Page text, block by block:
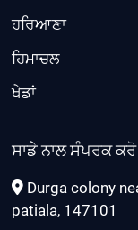
ਹਰਿਆਣਾ
ਹਿਮਾਚਲ
ਖੇਡਾਂ
ਸਾਡੇ ਨਾਲ ਸੰਪਰਕ ਕਰੋ
Durga colony
patiala, 147101